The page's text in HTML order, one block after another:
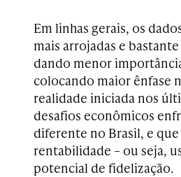
Em linhas gerais, os
mais arrojadas e
dando menor
colocando maior ênfase
realidade iniciada nos
desafios econômicos
diferente no Brasil, e
rentabilidade – ou seja,
potencial de fidelização.